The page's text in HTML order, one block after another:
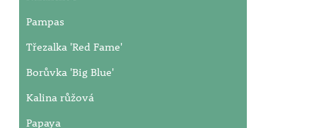
Pampas
Třezalka 'Red Fame'
Borůvka 'Big Blue'
Kalina růžová
Papaya